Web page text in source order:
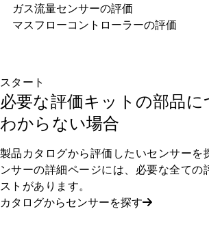
ガス流量センサーの評価
マスフローコントローラーの評価
スタート
必要な評価キットの部品に
わからない場合
製品カタログから評価したいセンサーを
ンサーの詳細ページには、必要な全ての
ストがあります。
カタログからセンサーを探す